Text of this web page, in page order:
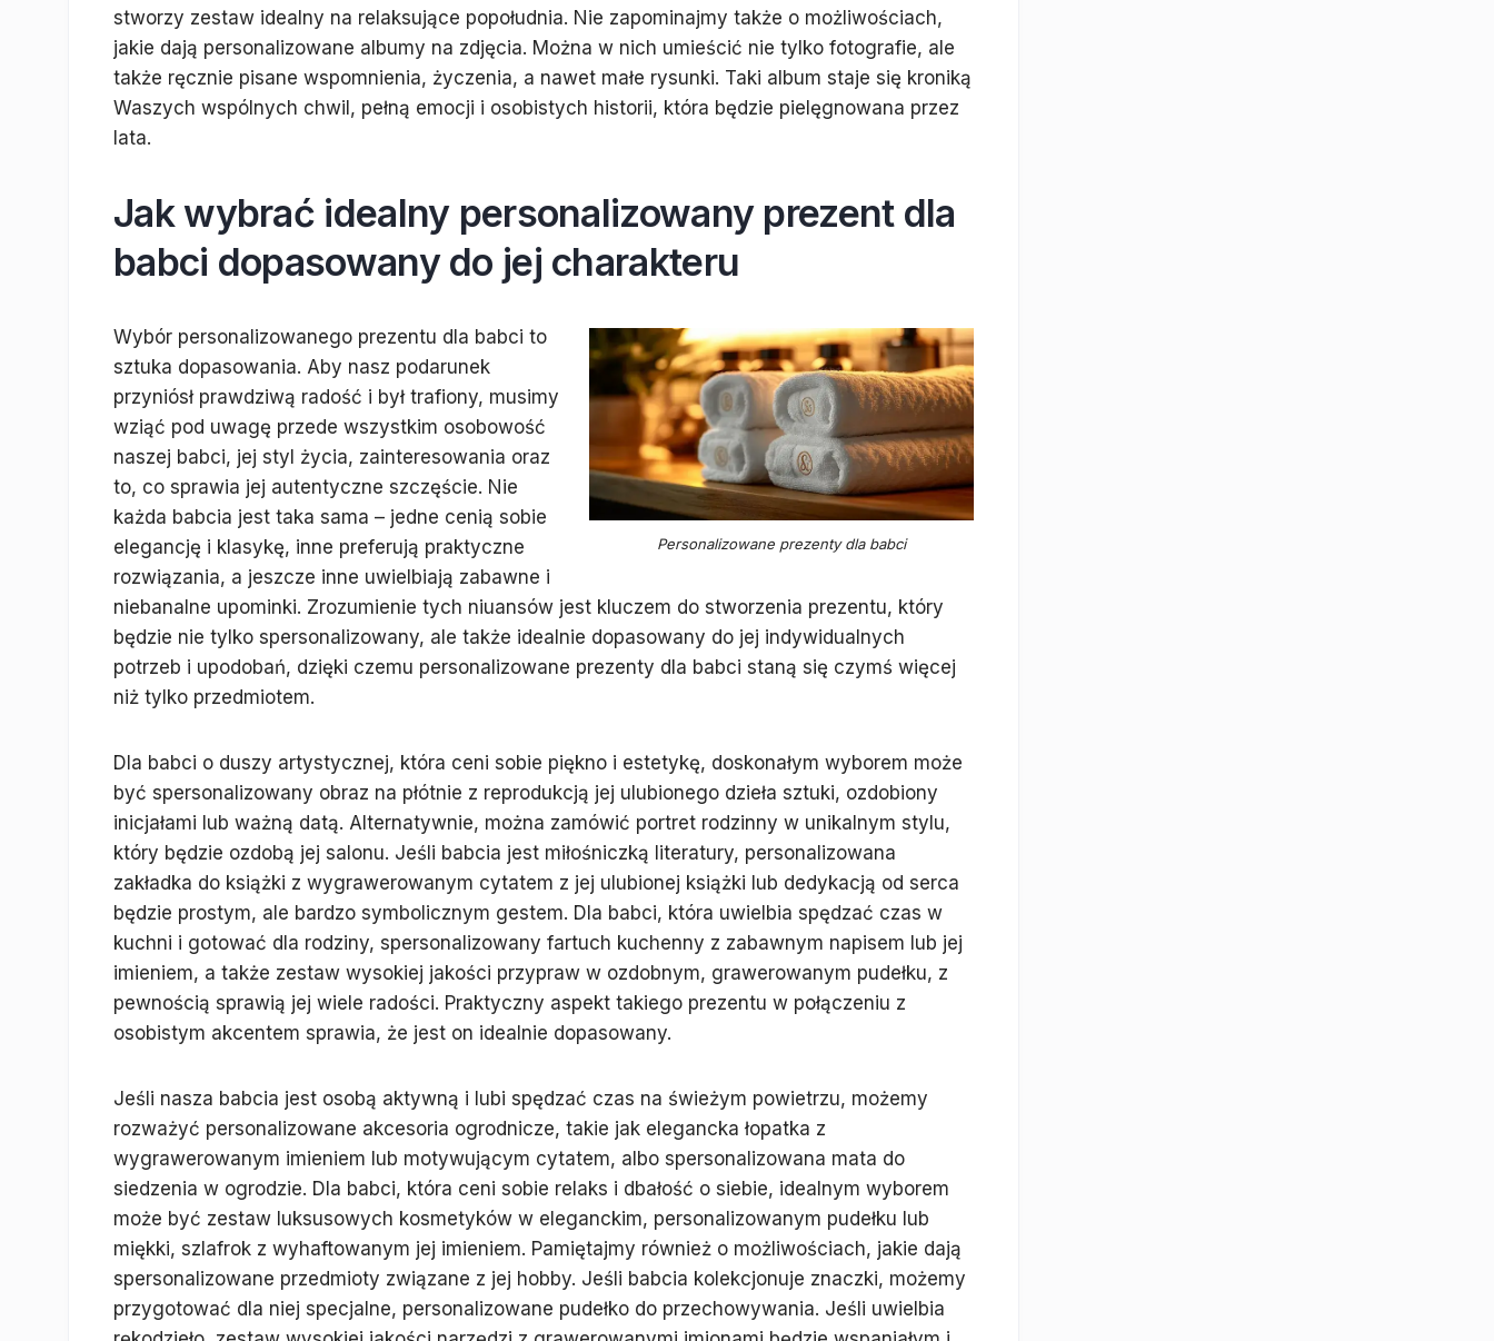
stworzy zestaw idealny na relaksujące popołudnia. Nie zapominajmy także o możliwościach,
jakie dają personalizowane albumy na zdjęcia. Można w nich umieścić nie tylko fotografie, ale
także ręcznie pisane wspomnienia, życzenia, a nawet małe rysunki. Taki album staje się kroniką
Waszych wspólnych chwil, pełną emocji i osobistych historii, która będzie pielęgnowana przez
lata.
Jak wybrać idealny personalizowany prezent dla
babci dopasowany do jej charakteru
Personalizowane prezenty dla babci
Wybór personalizowanego prezentu dla babci to
sztuka dopasowania. Aby nasz podarunek
przyniósł prawdziwą radość i był trafiony, musimy
wziąć pod uwagę przede wszystkim osobowość
naszej babci, jej styl życia, zainteresowania oraz
to, co sprawia jej autentyczne szczęście. Nie
każda babcia jest taka sama – jedne cenią sobie
elegancję i klasykę, inne preferują praktyczne
rozwiązania, a jeszcze inne uwielbiają zabawne i
niebanalne upominki. Zrozumienie tych niuansów jest kluczem do stworzenia prezentu, który
będzie nie tylko spersonalizowany, ale także idealnie dopasowany do jej indywidualnych
potrzeb i upodobań, dzięki czemu personalizowane prezenty dla babci staną się czymś więcej
niż tylko przedmiotem.
Dla babci o duszy artystycznej, która ceni sobie piękno i estetykę, doskonałym wyborem może
być spersonalizowany obraz na płótnie z reprodukcją jej ulubionego dzieła sztuki, ozdobiony
inicjałami lub ważną datą. Alternatywnie, można zamówić portret rodzinny w unikalnym stylu,
który będzie ozdobą jej salonu. Jeśli babcia jest miłośniczką literatury, personalizowana
zakładka do książki z wygrawerowanym cytatem z jej ulubionej książki lub dedykacją od serca
będzie prostym, ale bardzo symbolicznym gestem. Dla babci, która uwielbia spędzać czas w
kuchni i gotować dla rodziny, spersonalizowany fartuch kuchenny z zabawnym napisem lub jej
imieniem, a także zestaw wysokiej jakości przypraw w ozdobnym, grawerowanym pudełku, z
pewnością sprawią jej wiele radości. Praktyczny aspekt takiego prezentu w połączeniu z
osobistym akcentem sprawia, że jest on idealnie dopasowany.
Jeśli nasza babcia jest osobą aktywną i lubi spędzać czas na świeżym powietrzu, możemy
rozważyć personalizowane akcesoria ogrodnicze, takie jak elegancka łopatka z
wygrawerowanym imieniem lub motywującym cytatem, albo spersonalizowana mata do
siedzenia w ogrodzie. Dla babci, która ceni sobie relaks i dbałość o siebie, idealnym wyborem
może być zestaw luksusowych kosmetyków w eleganckim, personalizowanym pudełku lub
miękki, szlafrok z wyhaftowanym jej imieniem. Pamiętajmy również o możliwościach, jakie dają
spersonalizowane przedmioty związane z jej hobby. Jeśli babcia kolekcjonuje znaczki, możemy
przygotować dla niej specjalne, personalizowane pudełko do przechowywania. Jeśli uwielbia